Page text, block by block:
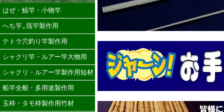
はぜ・鱚竿・小物竿
へち竿,筏竿製作用
テトラ穴釣り竿製作用
シャクリ竿・ルアー竿大物用
シャクリ・ルアー竿製作用短材
船竿全般・多用途製作用
玉枠・タモ枠製作用竹材